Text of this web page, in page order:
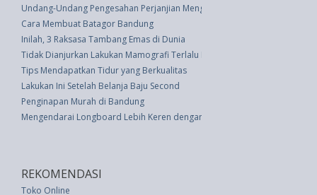
Undang-Undang Pengesahan Perjanjian Mengenai Pencegahan
Cara Membuat Batagor Bandung
Inilah, 3 Raksasa Tambang Emas di Dunia
Tidak Dianjurkan Lakukan Mamografi Terlalu Dini
Tips Mendapatkan Tidur yang Berkualitas
Lakukan Ini Setelah Belanja Baju Second
Penginapan Murah di Bandung
Mengendarai Longboard Lebih Keren dengan 4 Gaya Ini
REKOMENDASI
Toko Online